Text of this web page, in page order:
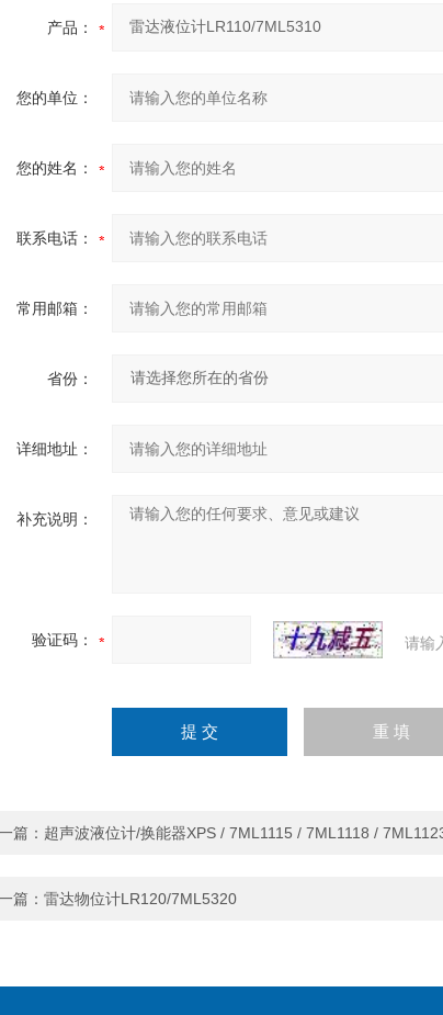
产品：
您的单位：
您的姓名：
联系电话：
常用邮箱：
省份：
详细地址：
补充说明：
验证码： 请输
篇： 超声波液位计/换能器XPS / 7ML1115 / 7ML1118 /
篇： 雷达物位计LR120/7ML5320